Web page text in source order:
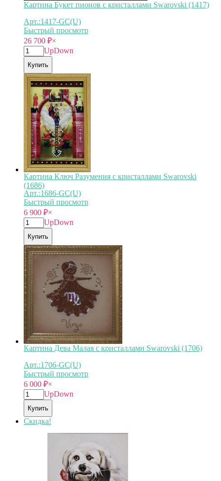
Картина Букет пионов с кристаллами Swarovski (1417)
Арт.:1417-GC(U)
Быстрый просмотр
26 700 ₽×
UpDown
Купить
Картина Ключ Разумения с кристаллами Swarovski
(1686)
Арт.:1686-GC(U)
Быстрый просмотр
6 900 ₽×
UpDown
Купить
Картина Дева Малая с кристаллами Swarovski (1706)
Арт.:1706-GC(U)
Быстрый просмотр
6 000 ₽×
UpDown
Купить
Скидка!